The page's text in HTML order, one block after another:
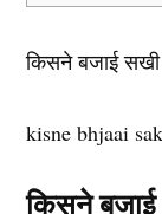
किसने बजाई सखी
kisne bhjaai
किसने बजाई